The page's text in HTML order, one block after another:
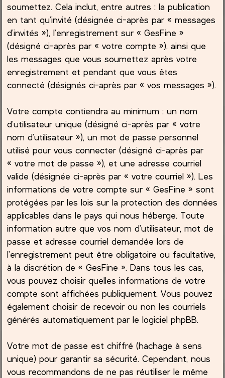
soumettez. Cela inclut, entre autres : la publication
en tant qu’invité (désignée ci-après par « messages
d’invités »), l’enregistrement sur « GesFine »
(désigné ci-après par « votre compte »), ainsi que
les messages que vous soumettez après votre
enregistrement et pendant que vous êtes
connecté (désignés ci-après par « vos messages »).
Votre compte contiendra au minimum : un nom
d’utilisateur unique (désigné ci-après par « votre
nom d’utilisateur »), un mot de passe personnel
utilisé pour vous connecter (désigné ci-après par
« votre mot de passe »), et une adresse courriel
valide (désignée ci-après par « votre courriel »). Les
informations de votre compte sur « GesFine » sont
protégées par les lois sur la protection des données
applicables dans le pays qui nous héberge. Toute
information autre que vos nom d’utilisateur, mot de
passe et adresse courriel demandée lors de
l’enregistrement peut être obligatoire ou facultative,
à la discrétion de « GesFine ». Dans tous les cas,
vous pouvez choisir quelles informations de votre
compte sont affichées publiquement. Vous pouvez
également choisir de recevoir ou non les courriels
générés automatiquement par le logiciel phpBB.
Votre mot de passe est chiffré (hachage à sens
unique) pour garantir sa sécurité. Cependant, nous
vous recommandons de ne pas réutiliser le même